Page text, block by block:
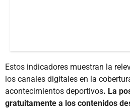
Estos indicadores muestran la
los canales digitales en la
acontecimientos deportivos. La
gratuitamente a los contenidos